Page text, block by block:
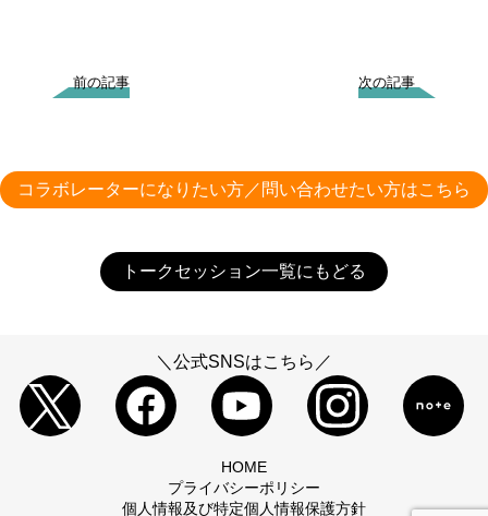
前の記事 次の記事
コラボレーターになりたい方／問い合わせたい方はこちら
トークセッション一覧にもどる
＼公式SNSはこちら／
HOME
プライバシーポリシー
個人情報及び特定個人情報保護方針